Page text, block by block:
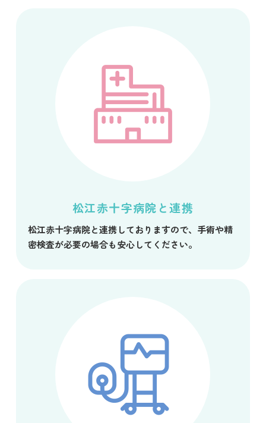
松江赤十字病院と連携
松江赤十字病院と連携しておりますので、手術や精
密検査が必要の場合も安心してください。